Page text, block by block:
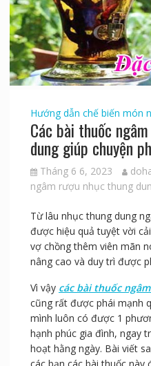
Hướng dẫn chế biến món
Các bài thuốc
dung giúp chuyện
Tháng 6 6, 2023
ngâm rượu nhục thung
Từ lâu nhục thung dung
được hiệu quả tuyệt vời
vợ chồng thêm viên mãn
nâng cao và duy trì được
Vì vậy các bài thuốc
cũng rất được phái mạnh
mình luôn có được 1
hạnh phúc gia đình, ngay
hoạt hằng ngày. Bài viết